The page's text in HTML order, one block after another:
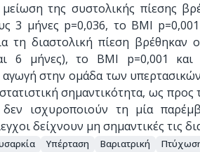
της συστολικής πίεσης
3 μήνες p=0,036, το ΒΜΙ
τη διαστολική πίεση
6 μήνες), το ΒΜΙ p=0,001
αγωγή στην ομάδα των
σημαντικότητα, ως
ισχυροποιούν τη μία
δείχνουν μη σημαντικές τις
Υπέρταση Βαριατρική